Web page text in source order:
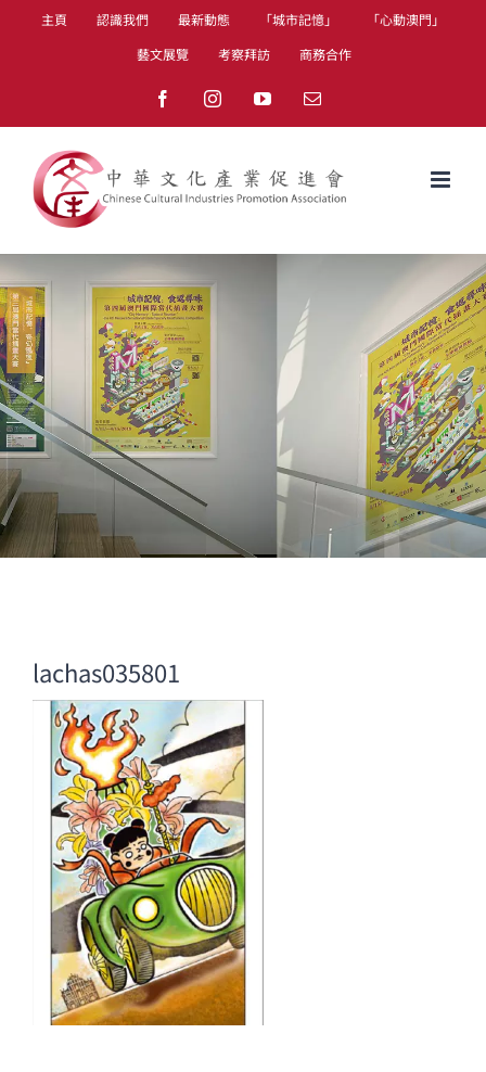
主頁 認識我們 最新動態 「城市記憶」
「心動澳門」
藝文展覽
考察拜訪 商務合作
FacebookInstagramYouTubeEmail
lachas035801